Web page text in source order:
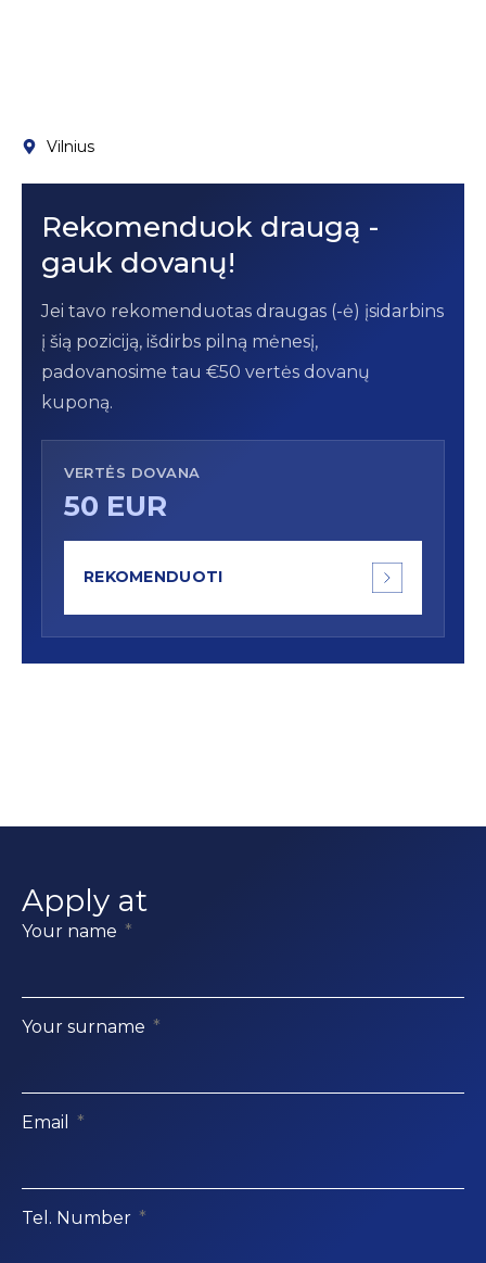
Vilnius
Rekomenduok draugą -
gauk dovanų!
Jei tavo rekomenduotas draugas (-ė) įsidarbins
į šią poziciją, išdirbs pilną mėnesį,
padovanosime tau €50 vertės dovanų
kuponą.
VERTĖS DOVANA
50 EUR
REKOMENDUOTI
Apply at
Your name
Your surname
Email
Tel. Number